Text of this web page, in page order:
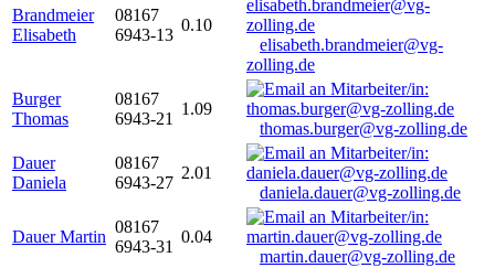
Brandmeier
Elisabeth
08167
6943-13
0.10
elisabeth.brandmeier@vg-
zolling.de
Burger
Thomas
08167
6943-21
1.09
thomas.burger@vg-zolling.de
Dauer
Daniela
08167
6943-27
2.01
daniela.dauer@vg-zolling.de
Dauer Martin
08167
6943-31
0.04
martin.dauer@vg-zolling.de